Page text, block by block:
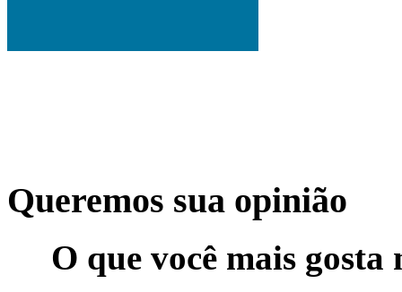
Queremos sua opinião
O que você mais